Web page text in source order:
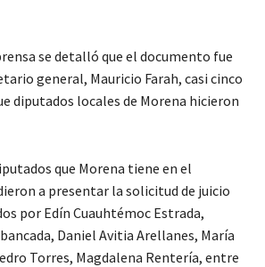
se detalló que el documento fue
general, Mauricio Farah, casi cinco
diputados locales de Morena hicieron
que Morena tiene en el
a presentar la solicitud de juicio
por Edín Cuauhtémoc Estrada,
Daniel Avitia Arellanes, María
Torres, Magdalena Rentería, entre